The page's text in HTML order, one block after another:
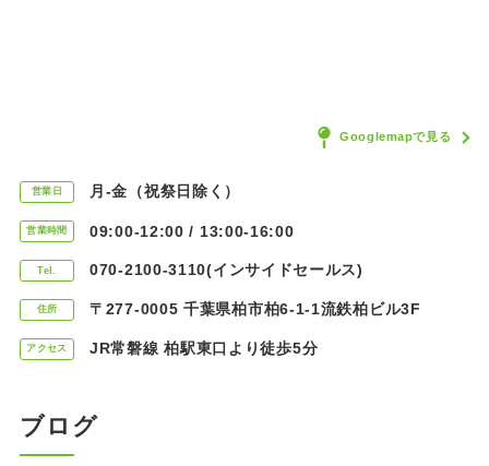
Googlemapで見る
営業日 月-金（祝祭日除く）
営業時間 09:00-12:00 / 13:00-16:00
Tel. 070-2100-3110(インサイドセールス)
住所 〒277-0005 千葉県柏市柏6-1-1流鉄柏ビル3F
アクセス JR常磐線 柏駅東口より徒歩5分
ブログ